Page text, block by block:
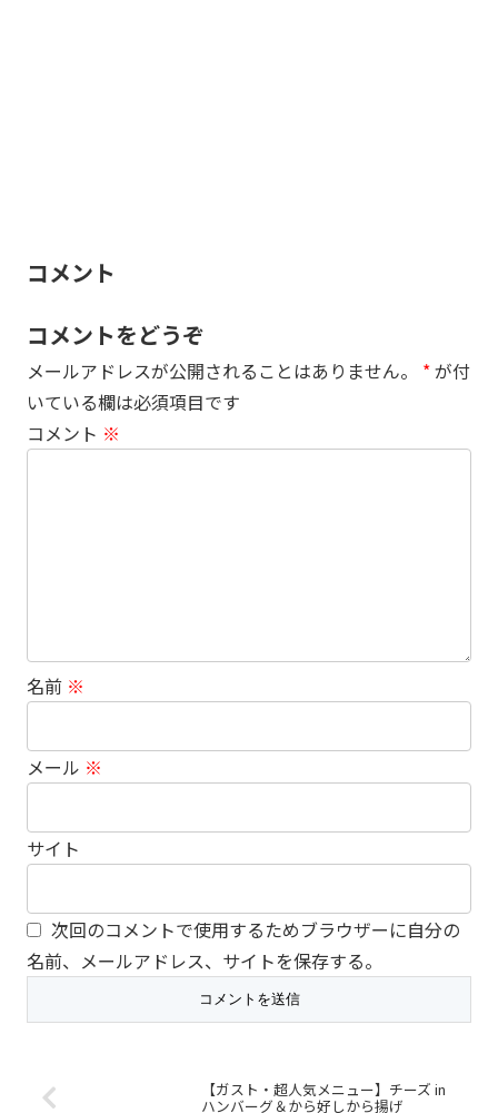
コメント
コメントをどうぞ
メールアドレスが公開されることはありません。 *が付
いている欄は必須項目です
コメント ※
名前 ※
メール ※
サイト
次回のコメントで使用するためブラウザーに自分の
名前、メールアドレス、サイトを保存する。
【ガスト・超人気メニュー】チーズ in
ハンバーグ＆から好しから揚げ